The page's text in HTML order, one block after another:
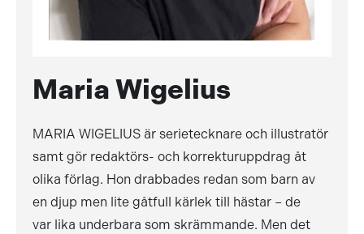
Maria Wigelius
MARIA WIGELIUS är serietecknare och illustratör
samt gör redaktörs- och korrekturuppdrag åt
olika förlag. Hon drabbades redan som barn av
en djup men lite gåtfull kärlek till hästar – de
var lika underbara som skrämmande. Men det